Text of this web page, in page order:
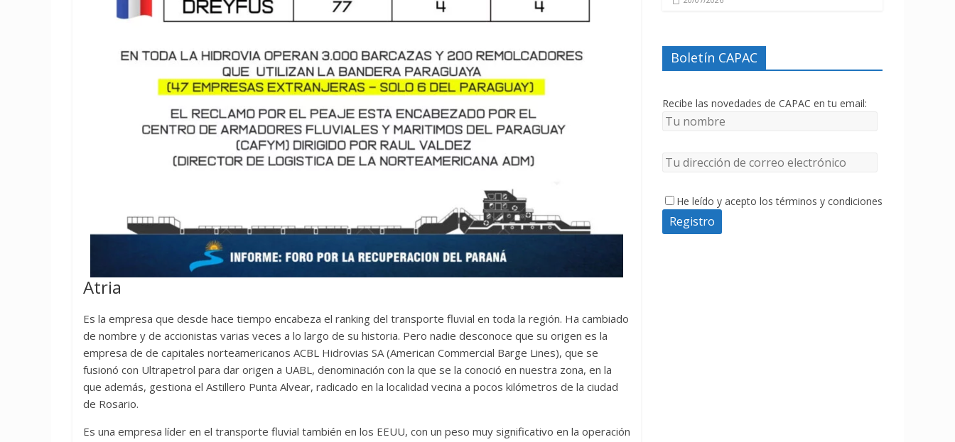
Atria
Es la empresa que desde hace tiempo encabeza el ranking del transporte fluvial en toda la región. Ha cambiado
de nombre y de accionistas varias veces a lo largo de su historia. Pero nadie desconoce que su origen es la
empresa de de capitales norteamericanos ACBL Hidrovias SA (American Commercial Barge Lines), que se
fusionó con Ultrapetrol para dar origen a UABL, denominación con la que se la conoció en nuestra zona, en la
que además, gestiona el Astillero Punta Alvear, radicado en la localidad vecina a pocos kilómetros de la ciudad
de Rosario.
Es una empresa líder en el transporte fluvial también en los EEUU, con un peso muy significativo en la operación
Boletín CAPAC
Recibe las novedades de CAPAC en tu email:
He leído y acepto los términos y condiciones